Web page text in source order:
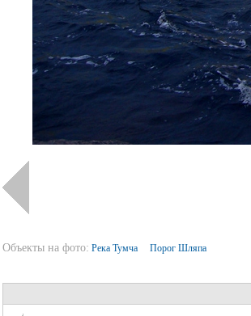
Объекты на фото: Река Тумча Порог Шляпа